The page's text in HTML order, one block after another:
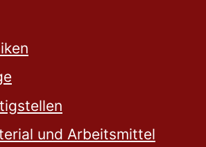
und Arbeitsmittel